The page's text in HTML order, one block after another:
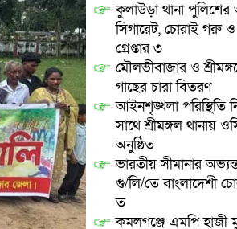
কুলাউড়া থানা পুলিশের
সিগারেট, চোরাই গরু ও
গ্রেপ্তার ৩
মৌলভীবাজার ও
গাছের চারা বিতরণ
আইনশৃঙ্খলা পরিস্থিতি
সাথে শ্রীমঙ্গল থানায়
অনুষ্ঠিত
ভারতীয় সীমানার
গু/লি/তে বাংলাদেশী
ত
কমলগঞ্জে এমপি হাজী